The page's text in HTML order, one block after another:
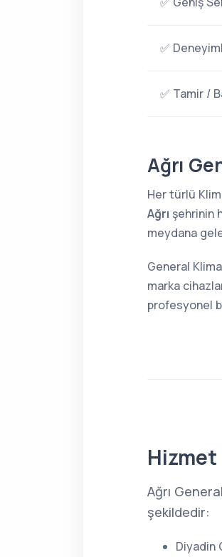
✅
✅ Tamir /
Ağrı
Her türlü
Ağrı şehrinin
meydana
General
marka
profesyonel
Ağrı
şekildedir:
Diyadin